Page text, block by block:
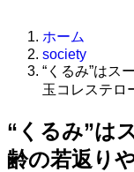
ホーム
society
“くるみ”はス
玉コレステロ
“くるみ”は
齢の若返り